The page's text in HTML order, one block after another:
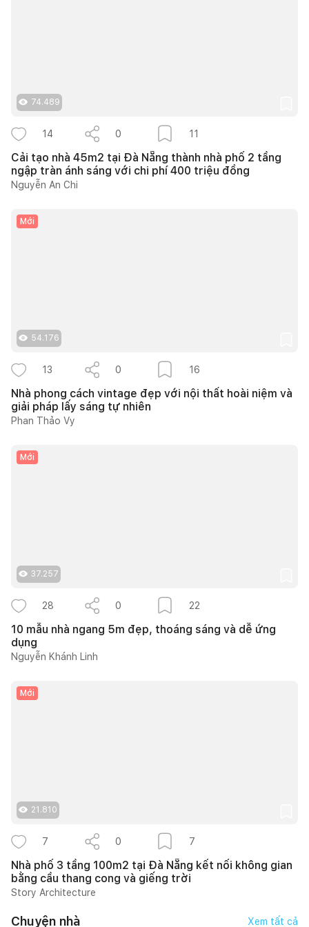
74.489
14 0 11
Cải tạo nhà 45m2 tại Đà Nẵng thành nhà phố 2 tầng
ngập tràn ánh sáng với chi phí 400 triệu đồng
Nguyễn An Chi
Mới
54.176
13 0 16
Nhà phong cách vintage đẹp với nội thất hoài niệm và
giải pháp lấy sáng tự nhiên
Phan Thảo Vy
Mới
37.257
28 0 22
10 mẫu nhà ngang 5m đẹp, thoáng sáng và dễ ứng
dụng
Nguyễn Khánh Linh
Mới
21.810
7 0 7
Nhà phố 3 tầng 100m2 tại Đà Nẵng kết nối không gian
bằng cầu thang cong và giếng trời
Story Architecture
Chuyện nhà Xem tất cả